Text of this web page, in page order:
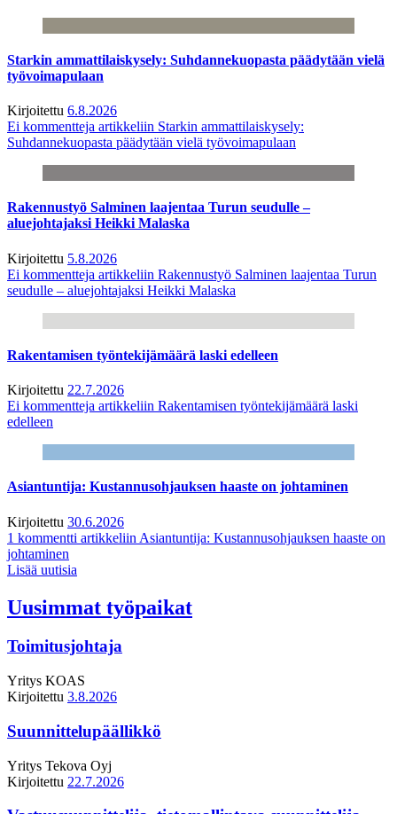
Starkin ammattilaiskysely: Suhdannekuopasta päädytään vielä
työvoimapulaan
Kirjoitettu 6.8.2026
Ei kommentteja artikkeliin Starkin ammattilaiskysely:
Suhdannekuopasta päädytään vielä työvoimapulaan
Rakennustyö Salminen laajentaa Turun seudulle –
aluejohtajaksi Heikki Malaska
Kirjoitettu 5.8.2026
Ei kommentteja artikkeliin Rakennustyö Salminen laajentaa Turun
seudulle – aluejohtajaksi Heikki Malaska
Rakentamisen työntekijämäärä laski edelleen
Kirjoitettu 22.7.2026
Ei kommentteja artikkeliin Rakentamisen työntekijämäärä laski
edelleen
Asiantuntija: Kustannusohjauksen haaste on johtaminen
Kirjoitettu 30.6.2026
1 kommentti artikkeliin Asiantuntija: Kustannusohjauksen haaste on
johtaminen
Lisää uutisia
Uusimmat työpaikat
Toimitusjohtaja
Yritys KOAS
Kirjoitettu 3.8.2026
Suunnittelupäällikkö
Yritys Tekova Oyj
Kirjoitettu 22.7.2026